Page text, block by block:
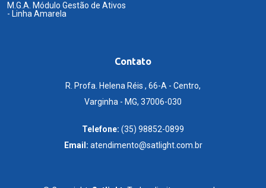
M.G.A. Módulo Gestão de Ativos
- Linha Amarela
Contato
R. Profa. Helena Réis , 66-A - Centro,
Varginha - MG, 37006-030
Telefone: (35) 98852-0899
Email: atendimento@satlight.com.br